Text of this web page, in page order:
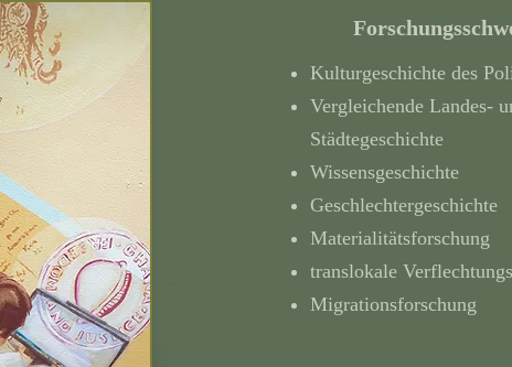
Kulturgeschichte des
Vergleichende Landes-
Städtegeschichte
Wissensgeschichte
Geschlechtergeschichte
Materialitätsforschung
translokale
Migrationsforschung